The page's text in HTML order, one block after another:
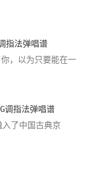
指法弹唱谱
，以为只要能在一
调指法弹唱谱
入了中国古典京